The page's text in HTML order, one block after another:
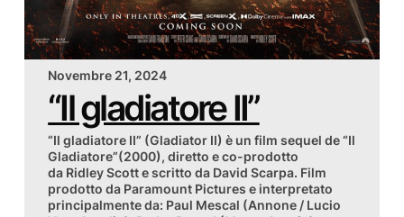
Novembre 21, 2024
“Il gladiatore II”
“Il gladiatore II” (Gladiator II) è un film sequel de “Il
Gladiatore”(2000), diretto e co-prodotto
da Ridley Scott e scritto da David Scarpa. Film
prodotto da Paramount Pictures e interpretato
principalmente da: Paul Mescal (Annone / Lucio